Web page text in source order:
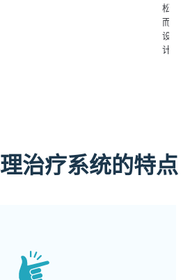
松
而
设
计
治疗系统的特点
病症状的群体实施治疗